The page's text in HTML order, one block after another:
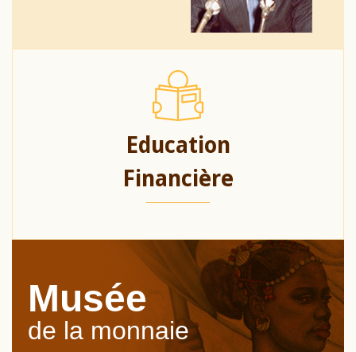
Education
Financière
Musée
de la monnaie